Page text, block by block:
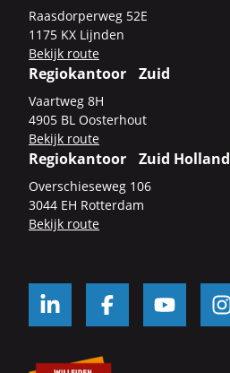
Raas­dor­per­weg 52E
1175 KX Lijn­den
Be­kijk route
Regiokantoor Zuid
Vaart­weg 8H
4905 BL Oos­ter­hout
Be­kijk route
Regiokantoor Zuid Holland
Over­schie­se­weg 106
3044 EH Rot­ter­dam
Be­kijk route